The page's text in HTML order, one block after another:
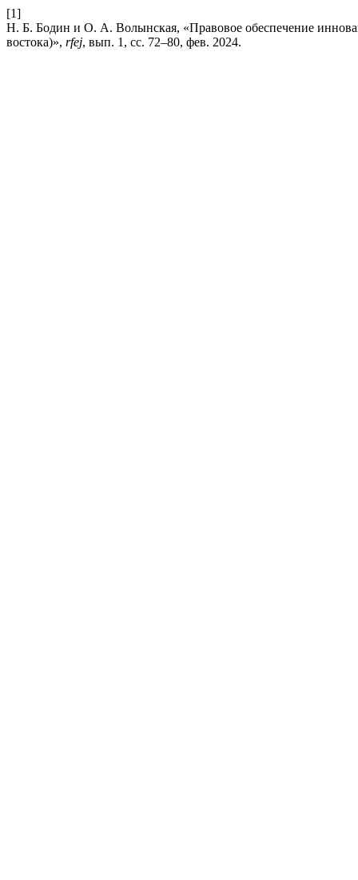
[1]
Н. Б. Бодин и О. А. Волынская, «Правовое обеспечение
востока)», rfej, вып. 1, сс. 72–80, фев. 2024.